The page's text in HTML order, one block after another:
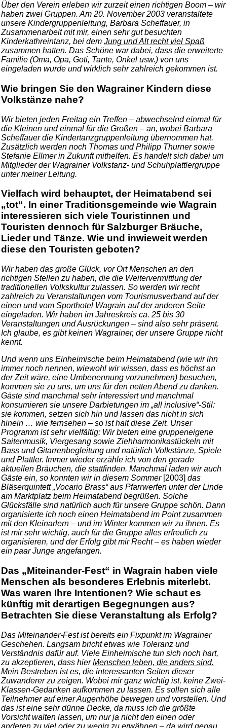
Über den Verein erleben wir zurzeit einen richtigen Boom – wir
haben zwei Gruppen. Am 20. November 2003 veranstaltete
unsere Kindergruppenleitung, Barbara Scheffauer, in
Zusammenarbeit mit mir, einen sehr gut besuchten
Kinderkathreintanz, bei dem Jung und Alt recht viel Spaß
zusammen hatten. Das Schöne war dabei, dass die erweiterte
Familie (Oma, Opa, Goti, Tante, Onkel usw.) von uns
eingeladen wurde und wirklich sehr zahlreich gekommen ist.
Wie bringen Sie den Wagrainer Kindern diese
Volkstänze nahe?
Wir bieten jeden Freitag ein Treffen – abwechselnd einmal für
die Kleinen und einmal für die Großen – an, wobei Barbara
Scheffauer die Kindertanzgruppenleitung übernommen hat.
Zusätzlich werden noch Thomas und Philipp Thurner sowie
Stefanie Ellmer in Zukunft mithelfen. Es handelt sich dabei um
Mitglieder der Wagrainer Volkstanz- und Schuhplattlergruppe
unter meiner Leitung.
Vielfach wird behauptet, der Heimatabend sei
„tot“. In einer Traditionsgemeinde wie Wagrain
interessieren sich viele Touristinnen und
Touristen dennoch für Salzburger Bräuche,
Lieder und Tänze. Wie und inwieweit werden
diese den Touristen geboten?
Wir haben das große Glück, vor Ort Menschen an den
richtigen Stellen zu haben, die die Weitervermittlung der
traditionellen Volkskultur zulassen. So werden wir recht
zahlreich zu Veranstaltungen vom Tourismusverband auf der
einen und vom Sporthotel Wagrain auf der anderen Seite
eingeladen. Wir haben im Jahreskreis ca. 25 bis 30
Veranstaltungen und Ausrückungen – sind also sehr präsent.
Ich glaube, es gibt keinen Wagrainer, der unsere Gruppe nicht
kennt.
Und wenn uns Einheimische beim Heimatabend (wie wir ihn
immer noch nennen, wiewohl wir wissen, dass es höchst an
der Zeit wäre, eine Umbenennung vorzunehmen) besuchen,
kommen sie zu uns, um uns für den netten Abend zu danken.
Gäste sind manchmal sehr interessiert und manchmal
konsumieren sie unsere Darbietungen im „all inclusive“-Stil:
sie kommen, setzen sich hin und lassen das nicht in sich
hinein … wie fernsehen – so ist halt diese Zeit. Unser
Programm ist sehr vielfältig: Wir bieten eine gruppeneigene
Saitenmusik, Viergesang sowie Ziehharmonikastückeln mit
Bass und Gitarrenbegleitung und natürlich Volkstänze, Spiele
und Plattler. Immer wieder erzähle ich von den gerade
aktuellen Bräuchen, die stattfinden. Manchmal laden wir auch
Gäste ein, so konnten wir in diesem Sommer[2003] das
Bläserquintett „Vocario Brass“ aus Pfarrwerfen unter der Linde
am Marktplatz beim Heimatabend begrüßen. Solche
Glücksfälle sind natürlich auch für unsere Gruppe schön. Dann
organisierte ich noch einen Heimatabend im Point zusammen
mit den Kleinarlern – und im Winter kommen wir zu ihnen. Es
ist mir sehr wichtig, auch für die Gruppe alles erfreulich zu
organisieren, und der Erfolg gibt mir Recht – es haben wieder
ein paar Junge angefangen.
Das „Miteinander-Fest“ in Wagrain haben viele
Menschen als besonderes Erlebnis miterlebt.
Was waren Ihre Intentionen? Wie schaut es
künftig mit derartigen Begegnungen aus?
Betrachten Sie diese Veranstaltung als Erfolg?
Das Miteinander-Fest ist bereits ein Fixpunkt im Wagrainer
Geschehen. Langsam bricht etwas wie Toleranz und
Verständnis dafür auf. Viele Einheimische tun sich noch hart,
zu akzeptieren, dass hierMenschen leben, die anders sind.
Mein Bestreben ist es, die interessanten Seiten dieser
Zuwanderer zu zeigen. Wobei mir ganz wichtig ist, keine Zwei-
Klassen-Gedanken aufkommen zu lassen. Es sollen sich alle
Teilnehmer auf einer Augenhöhe bewegen und vorstellen. Und
das ist eine sehr dünne Decke, da muss ich die größte
Vorsicht walten lassen, um nur ja nicht den einen oder
anderen zu viel oder zu wenig zu erwähnen – da wird genau